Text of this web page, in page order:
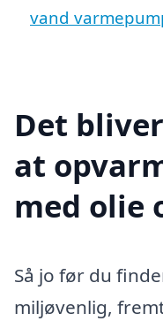
vand
Det
at
med olie
Så jo før du
miljøvenlig,